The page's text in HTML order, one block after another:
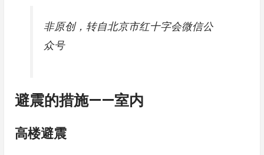
非原创，转自北京市红十字会微信公
众号
避震的措施——室内
高楼避震